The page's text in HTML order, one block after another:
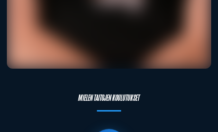
MIELEN TAITOJEN KOULUTUKSET